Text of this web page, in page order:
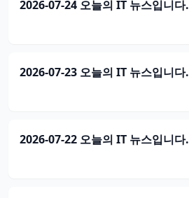
2026-07-24 오늘의 IT 뉴스입니다.
2026-07-23 오늘의 IT 뉴스입니다.
2026-07-22 오늘의 IT 뉴스입니다.